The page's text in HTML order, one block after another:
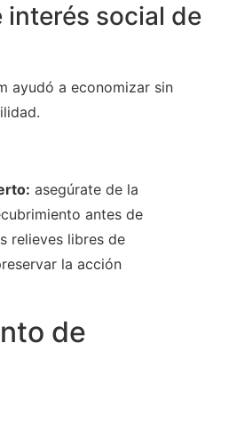
interés social de
ayudó a economizar sin
asegúrate de la
antes de
relieves libres de
la acción
de